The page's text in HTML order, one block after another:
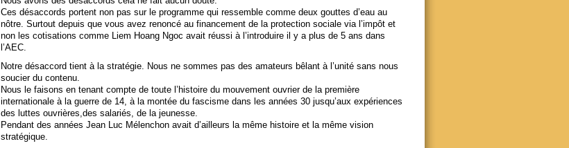
Ces désaccords portent non pas sur le programme qui ressemble comme deux gouttes d’eau au
nôtre. Surtout depuis que vous avez renoncé au financement de la protection sociale via l’impôt et
non les cotisations comme Liem Hoang Ngoc avait réussi à l’introduire il y a plus de 5 ans dans
l’AEC.
Notre désaccord tient à la stratégie. Nous ne sommes pas des amateurs bêlant à l’unité sans nous
soucier du contenu.
Nous le faisons en tenant compte de toute l’histoire du mouvement ouvrier de la première
internationale à la guerre de 14, à la montée du fascisme dans les années 30 jusqu’aux expériences
des luttes ouvrières,des salariés, de la jeunesse.
Pendant des années Jean Luc Mélenchon avait d’ailleurs la même histoire et la même vision
stratégique.